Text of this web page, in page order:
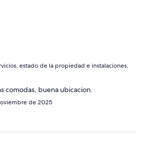
estado de la propiedad e instalaciones,
comodas, buena ubicacion.
de 2025